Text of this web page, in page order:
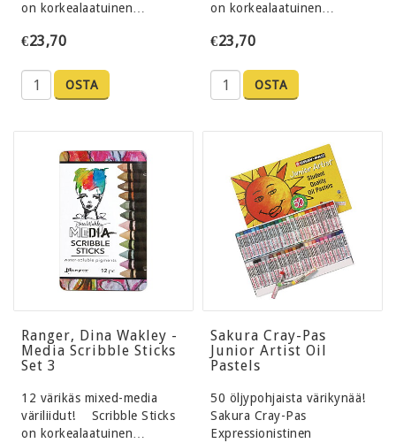
on korkealaatuinen…
€23,70
OSTA
on korkealaatuinen…
€23,70
OSTA
Ranger, Dina Wakley -
Media Scribble Sticks
Set 3
12 värikäs mixed-media
väriliidut! Scribble Sticks
on korkealaatuinen…
Sakura Cray-Pas
Junior Artist Oil
Pastels
50 öljypohjaista värikynää!
Sakura Cray-Pas
Expressionistinen